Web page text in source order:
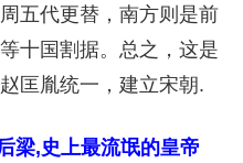
五代更替，南方则是前
十国割据。总之，这是
匡胤统一，建立宋朝.
梁,史上最流氓的皇帝